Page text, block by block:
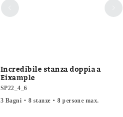
Incredibile stanza doppia a
Eixample
SP22_4_6
3 Bagni
8 stanze 8 persone max.